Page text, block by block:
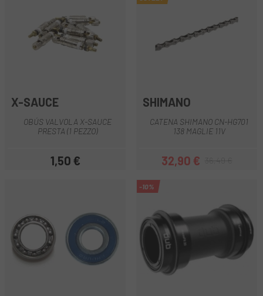
X-SAUCE
OBÚS VALVOLA X-SAUCE
PRESTA (1 PEZZO)
Prezzo
1,50 €
SHIMANO
CATENA SHIMANO CN-HG701
138 MAGLIE 11V
Prezzo
32,90 €Prezzo base
-10%